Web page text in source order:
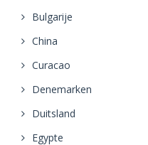
Bulgarije
China
Curacao
Denemarken
Duitsland
Egypte